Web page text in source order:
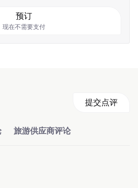
预订
现在不需要支付
提交点评
旅游供应商评论